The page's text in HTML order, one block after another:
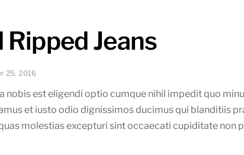
Jeans
25, 2016
nobis est eligendi optio cumque nihil impedit quo
et iusto odio dignissimos ducimus qui blanditiis
molestias excepturi sint occaecati cupiditate non